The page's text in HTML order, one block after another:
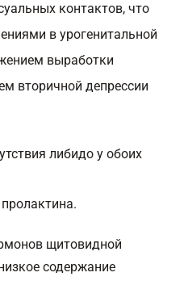
контактов, что
в урогенитальной
выработки
вторичной депрессии
либидо у обоих
щитовидной
содержание